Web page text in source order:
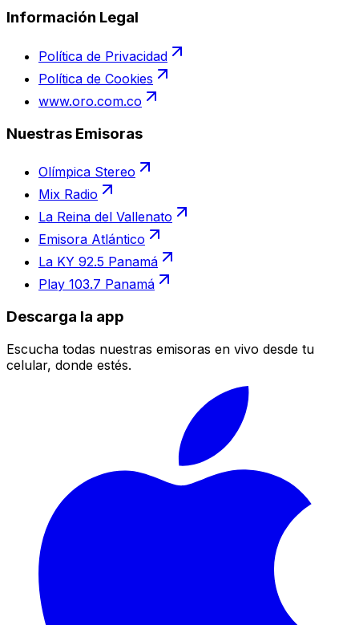
Información Legal
Política de Privacidad
Política de Cookies
www.oro.com.co
Nuestras Emisoras
Olímpica Stereo
Mix Radio
La Reina del Vallenato
Emisora Atlántico
La KY 92.5 Panamá
Play 103.7 Panamá
Descarga la app
Escucha todas nuestras emisoras en vivo desde tu
celular, donde estés.